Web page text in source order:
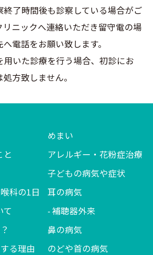
終了時間後も診察している場合がご
リニックへ連絡いただき留守電の場
電話をお願い致します。
用いた診療を行う場合、初診にお
方致しません。
と
科の1日
て
る理由
めまい
アレルギー・花粉症治療
子どもの病気や症状
耳の病気
補聴器外来
鼻の病気
のどや首の病気